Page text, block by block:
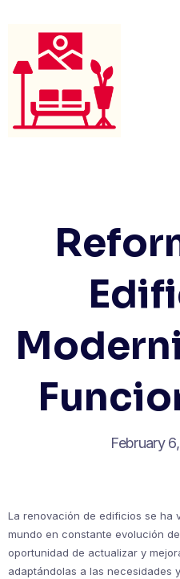
February
La renovación de edificios se ha
mundo en constante evolución
oportunidad de actualizar y
adaptándolas a las necesidades